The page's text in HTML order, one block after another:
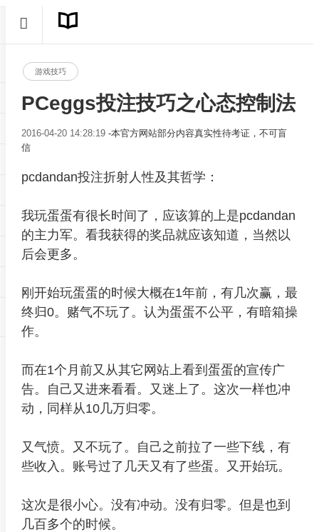
游戏技巧
PCeggs投注技巧之心态控制法
2016-04-20 14:28:19 -本官方网站部分内容真实性待考证，不可盲
信
pcdandan投注折射人性及其哲学：
我玩蛋蛋有很长时间了，应该算的上是pcdandan
的主力军。看我获得的奖品就应该知道，当然以
后会更多。
刚开始玩蛋蛋的时候大概在1年前，有几次赢，最
终归0。赌气不玩了。认为蛋蛋不公平，有暗箱操
作。
而在1个月前又从其它网站上看到蛋蛋的宣传广
告。自己又进来看看。又迷上了。这次一样也冲
动，同样从10几万归零。
又气愤。又不玩了。自己之前拉了一些下线，有
些收入。账号过了几天又有了些蛋。又开始玩。
这次是很小心。没有冲动。没有归零。但是也到
几百多个的时候。